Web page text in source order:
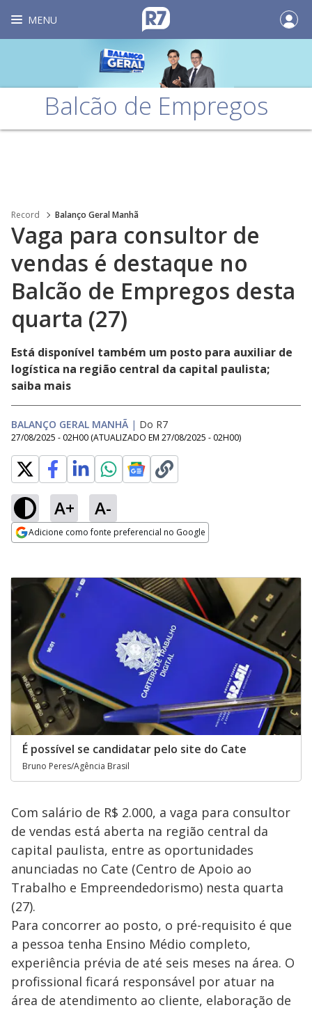
MENU
Balcão de Empregos
Record Balanço Geral Manhã
Vaga para consultor de
vendas é destaque no
Balcão de Empregos desta
quarta (27)
Está disponível também um posto para auxiliar de
logística na região central da capital paulista;
saiba mais
BALANÇO GERAL MANHÃ | Do R7
27/08/2025 - 02H00 (ATUALIZADO EM 27/08/2025 - 02H00)
A+ A-
Adicione como fonte preferencial no Google
É possível se candidatar pelo site do Cate
Bruno Peres/Agência Brasil
Com salário de R$ 2.000, a vaga para consultor
de vendas está aberta na região central da
capital paulista, entre as oportunidades
anunciadas no Cate (Centro de Apoio ao
Trabalho e Empreendedorismo) nesta quarta
(27).
Para concorrer ao posto, o pré-requisito é que
a pessoa tenha Ensino Médio completo,
experiência prévia de até seis meses na área. O
profissional ficará responsável por atuar na
área de atendimento ao cliente, elaboração de